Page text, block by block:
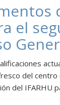
el
del centro
del IFARHU